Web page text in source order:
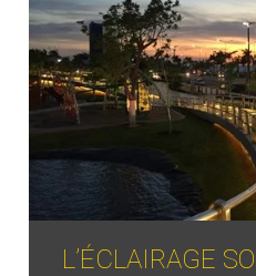
L’ÉCLAIRAGE